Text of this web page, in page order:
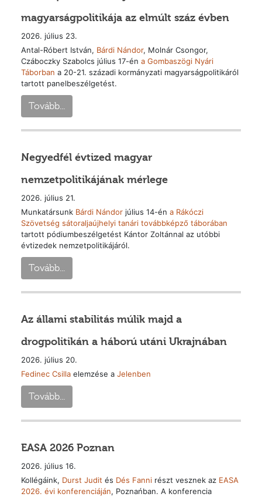
magyarságpolitikája az elmúlt száz évben
2026. július 23.
Antal-Róbert István, Bárdi Nándor, Molnár Csongor,
Czáboczky Szabolcs július 17-én a Gombaszögi Nyári
Táborban a 20-21. századi kormányzati magyarságpolitikáról
tartott panelbeszélgetést.
Tovább...
Negyedfél évtized magyar
nemzetpolitikájának mérlege
2026. július 21.
Munkatársunk Bárdi Nándorjúlius 14-én a Rákóczi
Szövetség sátoraljaújhelyi tanári továbbképző táborában
tartott pódiumbeszélgetést Kántor Zoltánnal az utóbbi
évtizedek nemzetpolitikájáról.
Tovább...
Az állami stabilitás múlik majd a
drogpolitikán a háború utáni Ukrajnában
2026. július 20.
Fedinec Csillaelemzése a Jelenben
Tovább...
EASA 2026 Poznan
2026. július 16.
Kollégáink, Durst Judit és Dés Fannirészt vesznek az EASA
2026. évi konferenciáján, Poznańban. A konferencia